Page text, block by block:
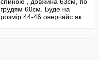
грудям 60см. Буде на
розмір 44-46 оверчайс як